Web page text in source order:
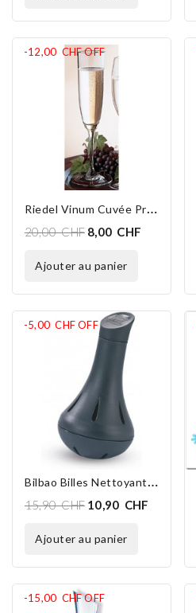
R
Iedel Vinum Cuvée Prestige (en Stock 1)
20,00 CHF
-12,00 CHFOFF
8,00 CHF
ajouter au panier
B
Ilbao Billes Nettoyantes
15,90 CHF
-5,00 CHFOFF
10,90 CHF
ajouter au panier
-15,00 CHFOFF